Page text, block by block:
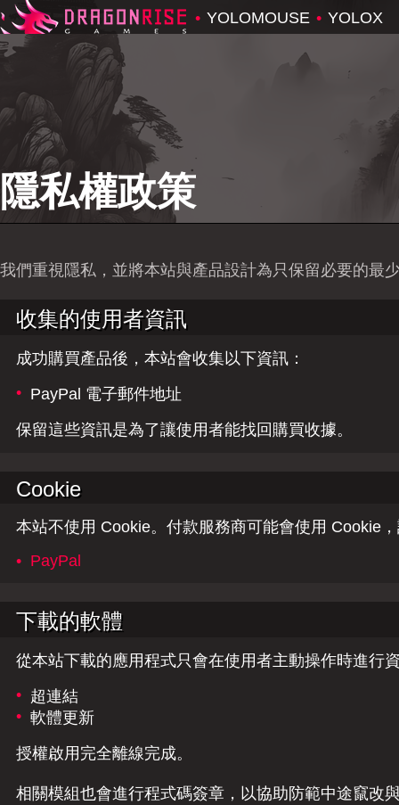
• YOLOMOUSE • YOLOX
隱私權政策
我們重視隱私，並將本站與產品設計為只保留必要的最
收集的使用者資訊
成功購買產品後，本站會收集以下資訊：
• PayPal 電子郵件地址
保留這些資訊是為了讓使用者能找回購買收據。
Cookie
本站不使用 Cookie。付款服務商可能會使用 Cookie
• PayPal
下載的軟體
從本站下載的應用程式只會在使用者主動操作時進行
• 超連結
• 軟體更新
授權啟用完全離線完成。
相關模組也會進行程式碼簽章，以協助防範中途竄改